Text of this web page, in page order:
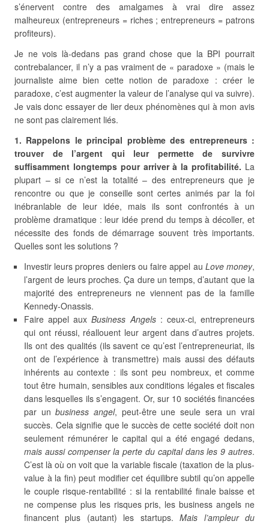
s’énervent contre des amalgames à vrai dire assez
malheureux (entrepreneurs = riches ; entrepreneurs = patrons
profiteurs).
Je ne vois là-dedans pas grand chose que la BPI pourrait
contrebalancer, il n’y a pas vraiment de « paradoxe » (mais le
journaliste aime bien cette notion de paradoxe : créer le
paradoxe, c’est augmenter la valeur de l’analyse qui va suivre).
Je vais donc essayer de lier deux phénomènes qui à mon avis
ne sont pas clairement liés.
1. Rappelons le principal problème des entrepreneurs :
trouver de l’argent qui leur permette de survivre
suffisamment longtemps pour arriver à la profitabilité. La
plupart – si ce n’est la totalité – des entrepreneurs que je
rencontre ou que je conseille sont certes animés par la foi
inébranlable de leur idée, mais ils sont confrontés à un
problème dramatique : leur idée prend du temps à décoller, et
nécessite des fonds de démarrage souvent très importants.
Quelles sont les solutions ?
Investir leurs propres deniers ou faire appel au Love money,
l’argent de leurs proches. Ça dure un temps, d’autant que la
majorité des entrepreneurs ne viennent pas de la famille
Kennedy-Onassis.
Faire appel auxBusiness Angels: ceux-ci, entrepreneurs
qui ont réussi, réallouent leur argent dans d’autres projets.
Ils ont des qualités (ils savent ce qu’est l’entrepreneuriat, ils
ont de l’expérience à transmettre) mais aussi des défauts
inhérents au contexte : ils sont peu nombreux, et comme
tout être humain, sensibles aux conditions légales et fiscales
dans lesquelles ils s’engagent. Or, sur 10 sociétés financées
par unbusiness angel, peut-être une seule sera un vrai
succès. Cela signifie que le succès de cette société doit non
seulement rémunérer le capital qui a été engagé dedans,
mais aussi compenser la perte du capital dans les 9 autres.
C’est là où on voit que la variable fiscale (taxation de la plus-
value à la fin) peut modifier cet équilibre subtil qu’on appelle
le couple risque-rentabilité : si la rentabilité finale baisse et
ne compense plus les risques pris, les business angels ne
financent plus (autant) les startups.Mais l’ampleur du